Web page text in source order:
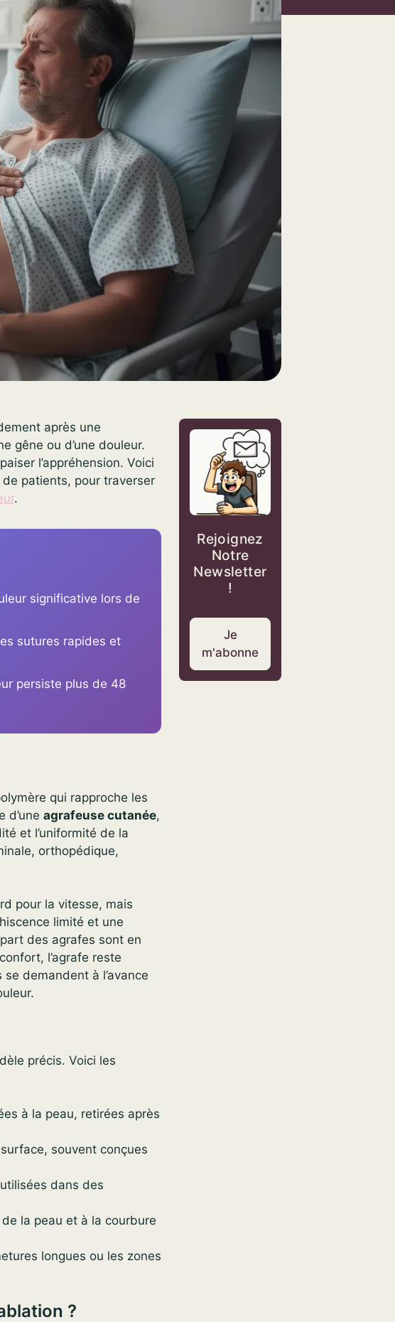
après une
gêne ou d’une douleur.
l’appréhension. Voici
patients, pour traverser
.
significative lors de
sutures rapides et
persiste plus de 48
qui rapproche les
d’une agrafeuse cutanée,
et l’uniformité de la
orthopédique,
pour la vitesse, mais
limité et une
des agrafes sont en
l’agrafe reste
demandent à l’avance
précis. Voici les
à la peau, retirées après
souvent conçues
dans des
la peau et à la courbure
longues ou les zones
?
Rejoignez
Notre
Newsletter
!
Je
m'abonne